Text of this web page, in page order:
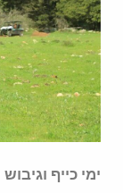
ימי כייף וגיבוש